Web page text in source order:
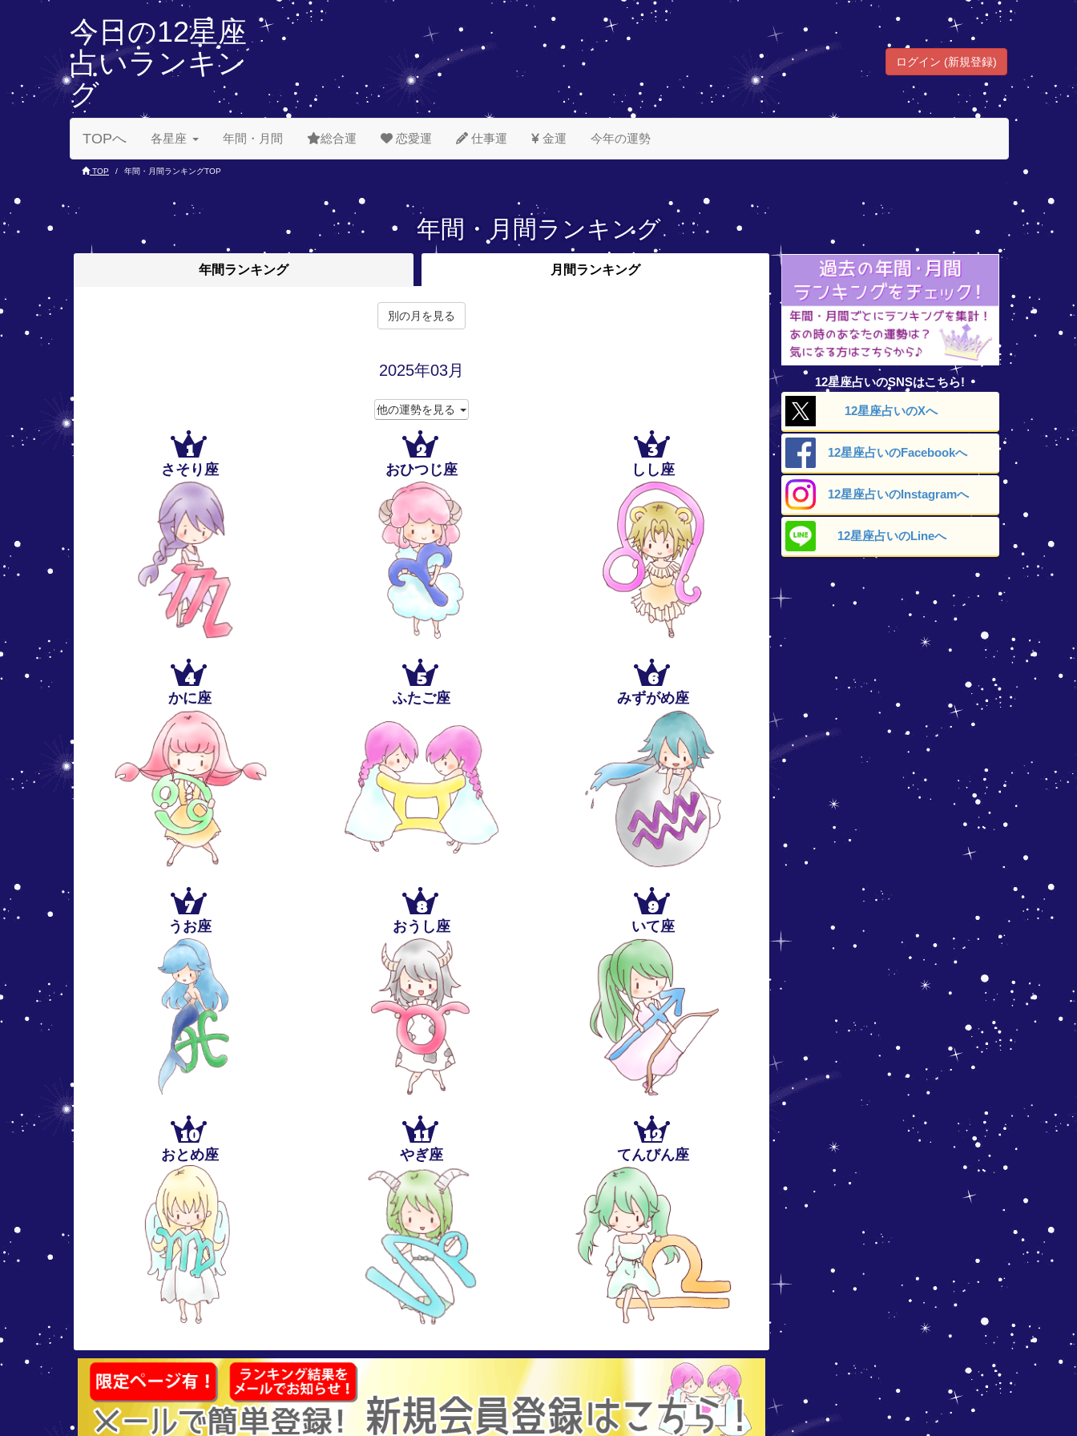
今日の12星座
占いランキン
グ
ログイン (新規登録)
TOPへ 各星座 年間・月間 総合運 恋愛運 仕事運 金運 今年の運勢
TOP 年間・月間ランキングTOP
年間・月間ランキング
年間ランキング 月間ランキング
別の月を見る
2025年03月
他の運勢を見る
1
さそり座
2
おひつじ座
3
しし座
4
かに座
5
ふたご座
6
みずがめ座
7
うお座
8
おうし座
9
いて座
10
おとめ座
11
やぎ座
12
てんびん座
12星座占いのSNSはこちら!
12星座占いのXへ
12星座占いのFacebookへ
12星座占いのInstagramへ
12星座占いのLineへ